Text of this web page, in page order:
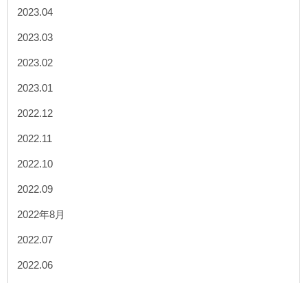
2023.04
2023.03
2023.02
2023.01
2022.12
2022.11
2022.10
2022.09
2022年8月
2022.07
2022.06